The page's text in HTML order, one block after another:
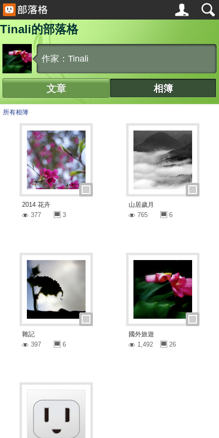
Tinali的部落格
作家：Tinali
文章 相簿
所有相簿
2014 花卉
377
3
山居歲月
765
6
雜記
397
6
國外旅遊
1,492
26